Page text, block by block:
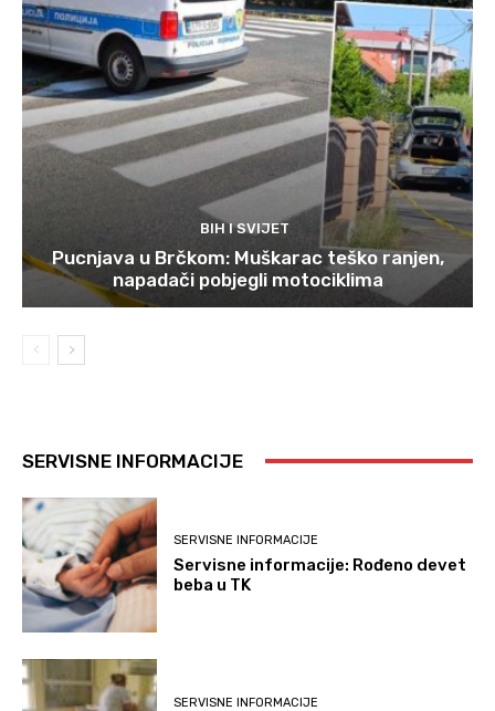
BIH I SVIJET
Pucnjava u Brčkom: Muškarac teško ranjen,
napadači pobjegli motociklima
SERVISNE INFORMACIJE
SERVISNE INFORMACIJE
Servisne informacije: Rođeno devet
beba u TK
SERVISNE INFORMACIJE